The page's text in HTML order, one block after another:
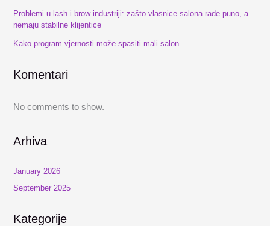
Problemi u lash i brow industriji: zašto vlasnice salona rade puno, a
nemaju stabilne klijentice
Kako program vjernosti može spasiti mali salon
Komentari
No comments to show.
Arhiva
January 2026
September 2025
Kategorije